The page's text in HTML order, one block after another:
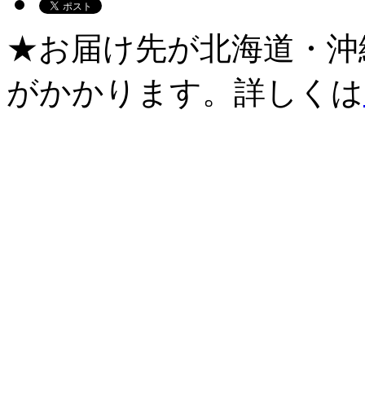
★お届け先が北海道・
がかかります。詳しくは